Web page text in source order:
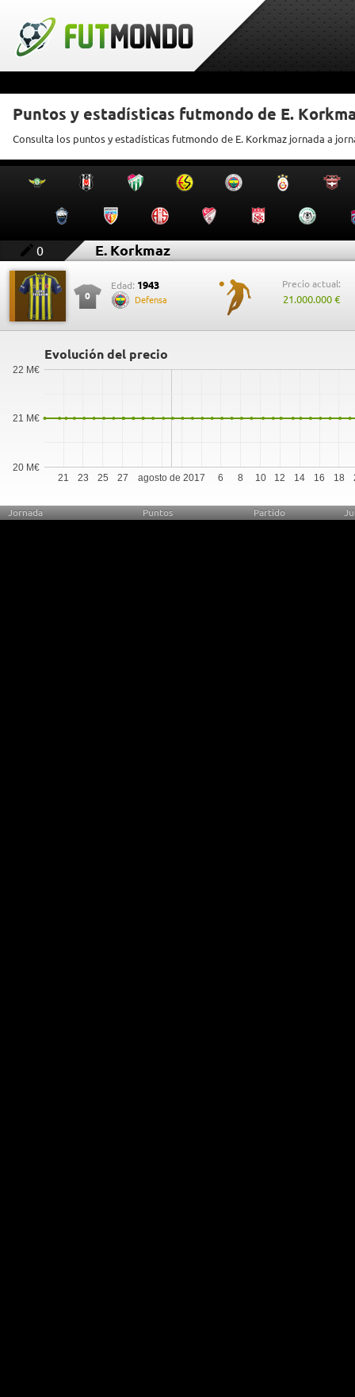
Puntos y estadísticas futmondo de E.
Consulta los puntos y estadísticas futmondo de E. Korkmaz jornada a
0 E. Korkmaz
0
Edad: 1943
Defensa
Precio actual:
21.000.000 €
Evolución del precio
agosto de 2017
21 23 25 27 6 8 10 12 14 16 18
20 M€
21 M€
22 M€
Jornada Puntos Partido